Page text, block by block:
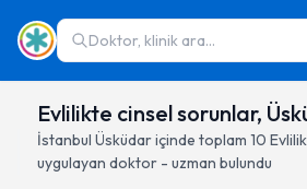
Doktor, klinik ara...
Evlilikte cinsel sorunlar,
İstanbul Üsküdariçinde toplam 10
uygulayan doktor - uzman bulundu